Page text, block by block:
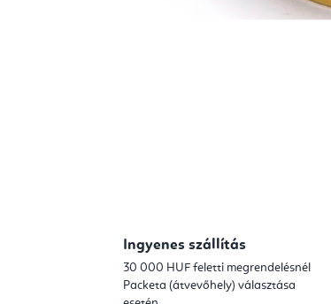
Ingyenes szállítás
30 000 HUF feletti megrendelésnél
Packeta (átvevőhely) választása